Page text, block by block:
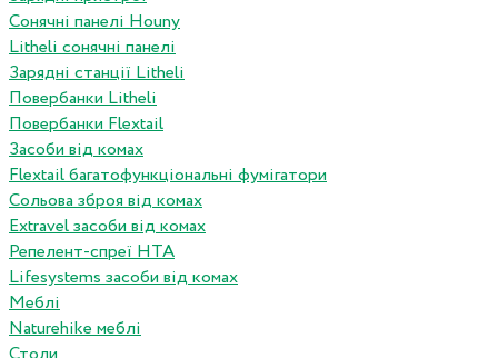
Сонячні панелі Houny
Litheli сонячні панелі
Зарядні станції Litheli
Повербанки Litheli
Повербанки Flextail
Засоби від комах
Flextail багатофункціональні фумігатори
Сольова зброя від комах
Extravel засоби від комах
Репелент-спреї HTA
Lifesystems засоби від комах
Меблі
Naturehike меблі